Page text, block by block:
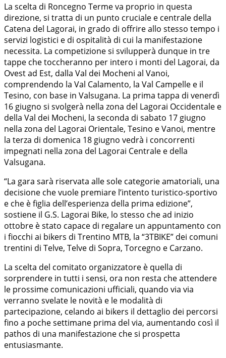
La scelta di Roncegno Terme va proprio in questa
direzione, si tratta di un punto cruciale e centrale della
Catena del Lagorai, in grado di offrire allo stesso tempo i
servizi logistici e di ospitalità di cui la manifestazione
necessita. La competizione si svilupperà dunque in tre
tappe che toccheranno per intero i monti del Lagorai, da
Ovest ad Est, dalla Val dei Mocheni al Vanoi,
comprendendo la Val Calamento, la Val Campelle e il
Tesino, con base in Valsugana. La prima tappa di venerdì
16 giugno si svolgerà nella zona del Lagorai Occidentale e
della Val dei Mocheni, la seconda di sabato 17 giugno
nella zona del Lagorai Orientale, Tesino e Vanoi, mentre
la terza di domenica 18 giugno vedrà i concorrenti
impegnati nella zona del Lagorai Centrale e della
Valsugana.
“La gara sarà riservata alle sole categorie amatoriali, una
decisione che vuole premiare l’intento turistico-sportivo
e che è figlia dell’esperienza della prima edizione”,
sostiene il G.S. Lagorai Bike, lo stesso che ad inizio
ottobre è stato capace di regalare un appuntamento con
i fiocchi ai bikers di Trentino MTB, la “3TBIKE” dei comuni
trentini di Telve, Telve di Sopra, Torcegno e Carzano.
La scelta del comitato organizzatore è quella di
sorprendere in tutti i sensi, ora non resta che attendere
le prossime comunicazioni ufficiali, quando via via
verranno svelate le novità e le modalità di
partecipazione, celando ai bikers il dettaglio dei percorsi
fino a poche settimane prima del via, aumentando così il
pathos di una manifestazione che si prospetta
entusiasmante.